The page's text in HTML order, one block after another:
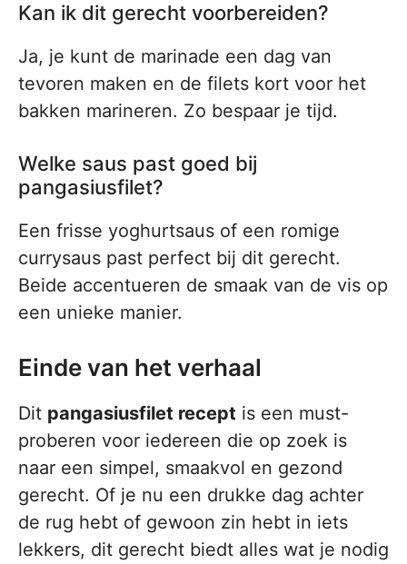
Kan ik dit gerecht voorbereiden?
Ja, je kunt de marinade een dag van
tevoren maken en de filets kort voor het
bakken marineren. Zo bespaar je tijd.
Welke saus past goed bij
pangasiusfilet?
Een frisse yoghurtsaus of een romige
currysaus past perfect bij dit gerecht.
Beide accentueren de smaak van de vis op
een unieke manier.
Einde van het verhaal
Dit pangasiusfilet recept is een must-
proberen voor iedereen die op zoek is
naar een simpel, smaakvol en gezond
gerecht. Of je nu een drukke dag achter
de rug hebt of gewoon zin hebt in iets
lekkers, dit gerecht biedt alles wat je nodig